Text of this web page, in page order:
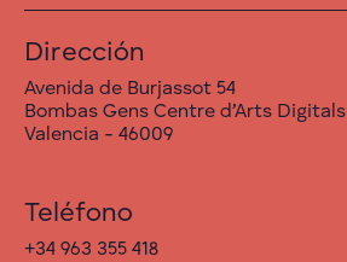
Dirección
Avenida de Burjassot 54
Bombas Gens Centre d’Arts Digitals
Valencia - 46009
Teléfono
+34 963 355 418